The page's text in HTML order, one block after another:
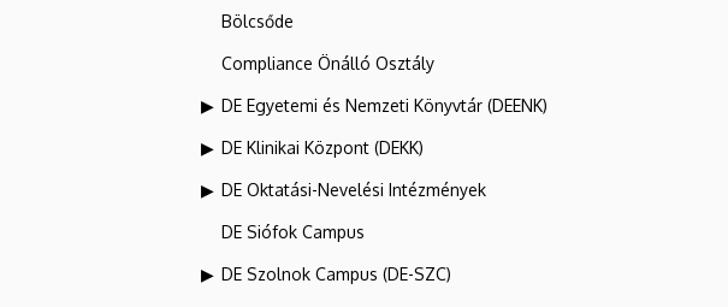
Bölcsőde
Compliance Önálló Osztály
DE Egyetemi és Nemzeti Könyvtár (DEENK)
DE Klinikai Központ (DEKK)
DE Oktatási-Nevelési Intézmények
DE Siófok Campus
DE Szolnok Campus (DE-SZC)